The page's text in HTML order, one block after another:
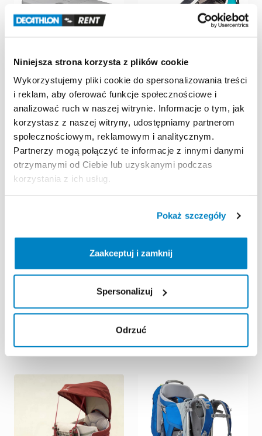
Niniejsza strona korzysta z plików cookie
Wykorzystujemy pliki cookie do spersonalizowania treści
i reklam, aby oferować funkcje społecznościowe i
analizować ruch w naszej witrynie. Informacje o tym, jak
korzystasz z naszej witryny, udostępniamy partnerom
społecznościowym, reklamowym i analitycznym.
Partnerzy mogą połączyć te informacje z innymi danymi
otrzymanymi od Ciebie lub uzyskanymi podczas
korzystania z ich usług.
Pokaż szczegóły
Zaakceptuj i zamknij
Spersonalizuj
Odrzuć
Lodówka turystyczna
kompresorowa Yeticool
BX30
Turisto
30,00 zł /dzień
Zestaw narciarski do
przyczepek QERIDOO
Turisto
70,00 zł / dzień
Turisto
70,00 zł /dzień
Deuter
Turisto
50,00 zł /dzień